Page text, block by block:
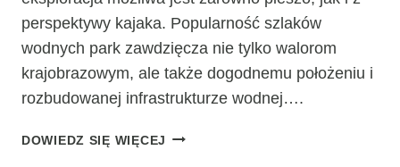
perspektywy kajaka. Popularność szlaków
wodnych park zawdzięcza nie tylko walorom
krajobrazowym, ale także dogodnemu położeniu i
rozbudowanej infrastrukturze wodnej….
DOWIEDZ SIĘ WIĘCEJ NARWIAŃSKI